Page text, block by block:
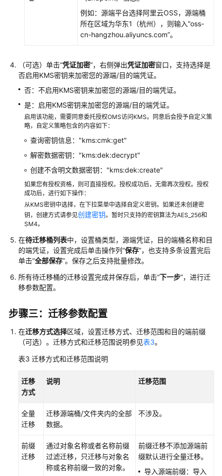
（即
将
下
线）
创
建
主
机
批
迁
移
计
创
建
机
可
区
量
迁
移
划
建
对
存
储
批
例如：源端平台选择阿里云OSS，源端桶
所在区域为华东1（杭州），则输入“oss-
cn-hangzhou.aliyuncs.com”。
（可选）单击“凭证加密”，右侧弹出凭证加密窗口，支持选择是
否启用KMS密钥来加密您的源端/目的端凭证。
否：不启用KMS密钥来加密您的源端/目的端凭证。
是：启用KMS密钥来加密您的源端/目的端凭证。
启用该功能，需要同意委托授权OMS访问KMS。同意后会授予自定义策
略，自定义策略包含的内容如下：
查询密钥信息："kms:cmk:get"
解密数据密钥："kms:dek:decrypt"
创建不含明文数据密钥："kms:dek:create"
如果您有授权资格，则可直接授权。授权成功后，无需再次授权。授权
成功后，进行如下操作：
从KMS密钥中选择，在下拉菜单中选择自定义密钥。如果还未创建密
钥，创建方式请参见创建密钥。暂时只支持的密钥算法为AES_256和
SM4。
在待迁移桶列表中，设置桶类型，源端凭证，目的端桶名称和目
的端凭证，设置完成后单击操作列“保存”，也支持多条设置完后
单击“全部保存”。保存之后支持批量修改。
所有待迁移桶的迁移设置完成并保存后，单击“下一步”，进行迁
移参数配置。
步骤三：迁移参数配置
在迁移方式选择区域，设置迁移方式、迁移范围和目的端前缀
（可选）。迁移方式和迁移范围说明参见表3。
表3 迁移方式和迁移范围说明
迁移
方式
说明 迁移范围
全量
迁移
迁移源端桶/文件夹内的全部
数据。
不涉及。
前缀
迁移
通过对象名称或者名称前缀
过滤迁移，只迁移与对象名
称或名称前缀一致的对象。
前缀迁移不添加源端前
缀默认进行全量迁移。
导入源端前缀：导入